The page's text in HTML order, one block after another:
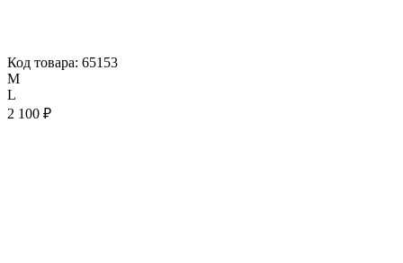
Код товара: 65153
M
L
2 100 ₽